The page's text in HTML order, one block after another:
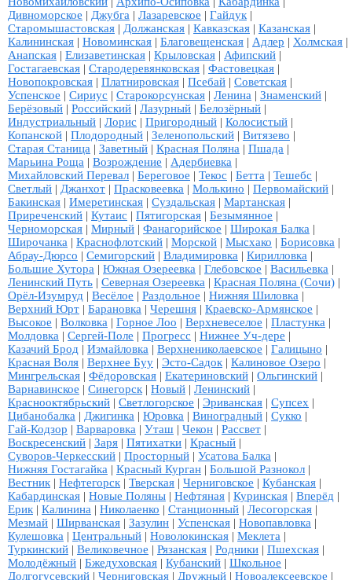
Дивноморское | Джубга | Лазаревское | Гайдук|
Старомышастовская | Должанская | Кавказская | Казанская |
Калининская | Новоминская | Благовещенская | Адлер | Холмская |
Анапская | Елизаветинская | Крыловская | Афипский |
Гостагаевская | Стародеревянковская | Фастовецкая |
Новопокровская | Платнировская | Псебай | Советская |
Успенское | Сириус | Старокорсунская | Ленина | Знаменский |
Берёзовый | Российский | Лазурный | Белозёрный |
Индустриальный | Лорис | Пригородный | Колосистый |
Копанской | Плодородный | Зеленопольский | Витязево |
Старая Станица | Заветный | Красная Поляна | Пшада |
Марьина Роща | Возрождение | Адербиевка |
Михайловский Перевал | Береговое | Текос | Бетта | Тешебс |
Светлый | Джанхот | Прасковеевка | Молькино | Первомайский |
Бакинская | Имеретинская | Суздальская | Мартанская |
Приреченский | Кутаис | Пятигорская | Безымянное |
Черноморская | Мирный | Фанагорийское | Широкая Балка |
Широчанка | Краснофлотский | Морской | Мысхако | Борисовка |
Абрау-Дюрсо | Семигорский | Владимировка | Кирилловка |
Большие Хутора | Южная Озереевка | Глебовское | Васильевка |
Ленинский Путь | Северная Озереевка | Красная Поляна (Сочи) |
Орёл-Изумруд | Весёлое | Раздольное | Нижняя Шиловка |
Верхний Юрт | Барановка | Черешня | Краевско-Армянское |
Высокое | Волковка | Горное Лоо | Верхневеселое | Пластунка |
Молдовка | Сергей-Поле | Прогресс | Нижнее Уч-дере |
Казачий Брод | Измайловка | Верхнениколаевское | Галицыно |
Красная Воля | Верхнее Буу | Эсто-Садок| Калиновое Озеро |
Мингрельская | Фёдоровская | Екатериновский | Ольгинский |
Варнавинское | Синегорск| Новый | Ленинский |
Краснооктябрьский | Светлогорское | Эриванская | Супсех |
Цибанобалка | Джигинка | Юровка | Виноградный | Сукко |
Гай-Кодзор | Варваровка | Уташ | Чекон | Рассвет |
Воскресенский | Заря | Пятихатки | Красный |
Суворов-Черкесский | Просторный | Усатова Балка |
Нижняя Гостагайка | Красный Курган | Большой Разнокол |
Вестник| Нефтегорск| Тверская | Черниговское | Кубанская |
Кабардинская | Новые Поляны | Нефтяная | Куринская | Вперёд |
Ерик| Калинина | Николаенко | Станционный | Лесогорская |
Мезмай | Ширванская | Зазулин | Успенская | Новопавловка |
Кулешовка | Центральный | Новолокинская | Меклета |
Туркинский | Великовечное | Рязанская | Родники | Пшехская |
Молодёжный | Бжедуховская | Кубанский | Школьное |
Долгогусевский | Черниговская | Дружный | Новоалексеевское |